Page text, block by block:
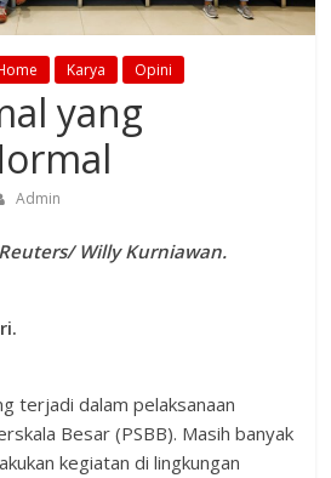
Karya Opini
yang
Admin
Willy Kurniawan.
terjadi dalam pelaksanaan
Besar (PSBB). Masih banyak
kegiatan di lingkungan